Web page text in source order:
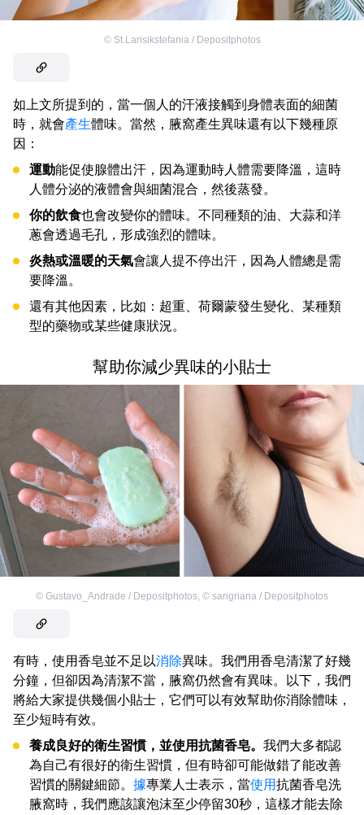
© St.Larisikstefania / Depositphotos
如上文所提到的，當一個人的汗液接觸到身體表面的細菌
時，就會產生體味。當然，腋窩產生異味還有以下幾種原
因：
運動能促使腺體出汗，因為運動時人體需要降溫，這時
人體分泌的液體會與細菌混合，然後蒸發。
你的飲食也會改變你的體味。不同種類的油、大蒜和洋
蔥會透過毛孔，形成強烈的體味。
炎熱或溫暖的天氣會讓人提不停出汗，因為人體總是需
要降溫。
還有其他因素，比如：超重、荷爾蒙發生變化、某種類
型的藥物或某些健康狀況。
幫助你減少異味的小貼士
© Gustavo_Andrade / Depositphotos © sangriana / Depositphotos
有時，使用香皂並不足以消除異味。我們用香皂清潔了好幾
分鐘，但卻因為清潔不當，腋窩仍然會有異味。以下，我們
將給大家提供幾個小貼士，它們可以有效幫助你消除體味，
至少短時有效。
養成良好的衛生習慣，並使用抗菌香皂。 我們大多都認
為自己有很好的衛生習慣，但有時卻可能做錯了能改善
習慣的關鍵細節。 據專業人士表示，當使用抗菌香皂洗
腋窩時，我們應該讓泡沫至少停留30秒，這樣才能去除